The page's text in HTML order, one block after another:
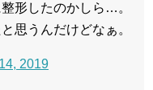
形したのかしら…。
思うんだけどなぁ。
2019